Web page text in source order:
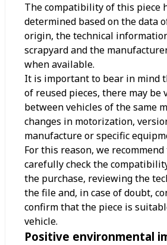
The compatibility of this piece
determined based on the data
origin, the technical
scrapyard and the
when available.
It is important to bear in mind
of reused pieces, there may be
between vehicles of the same
changes in motorization,
manufacture or specific
For this reason, we
carefully check the
the purchase, reviewing the
the file and, in case of doubt,
confirm that the piece is
vehicle.
Positive environmental